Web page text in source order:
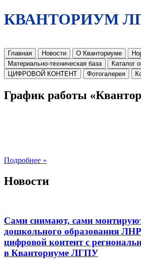
КВАНТОРИУМ
Главная Новости О Кванториуме
Материально-техническая база
Каталог
ЦИФРОВОЙ КОНТЕНТ
Фотогалерея
График работы
Подробнее »
Новости
Сами снимают, сами
дошкольного образования
цифровой контент с
в Кванториуме ЛГПУ​